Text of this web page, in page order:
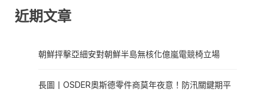
近期文章
朝鮮抨擊亞細安對朝鮮半島無核化億嵐電競椅立場
長圖丨OSDER奧斯德零件商莫年夜意！防汛關鍵期平